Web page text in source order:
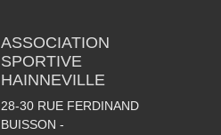
ASSOCIATION
SPORTIVE
HAINNEVILLE
28-30 RUE FERDINAND
BUISSON -